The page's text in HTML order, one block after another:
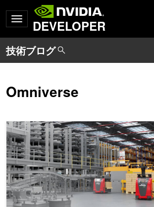
DEVELOPER
Omniverse
NVIDIA Omniverse ライブラリを活用した